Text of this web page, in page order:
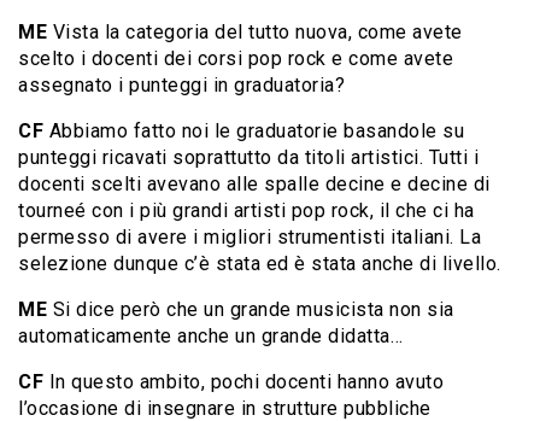
ME Vista la categoria del tutto nuova, come avete
scelto i docenti dei corsi pop rock e come avete
assegnato i punteggi in graduatoria?
CF Abbiamo fatto noi le graduatorie basandole su
punteggi ricavati soprattutto da titoli artistici. Tutti i
docenti scelti avevano alle spalle decine e decine di
tourneé con i più grandi artisti pop rock, il che ci ha
permesso di avere i migliori strumentisti italiani. La
selezione dunque c’è stata ed è stata anche di livello.
ME Si dice però che un grande musicista non sia
automaticamente anche un grande didatta…
CF In questo ambito, pochi docenti hanno avuto
l’occasione di insegnare in strutture pubbliche